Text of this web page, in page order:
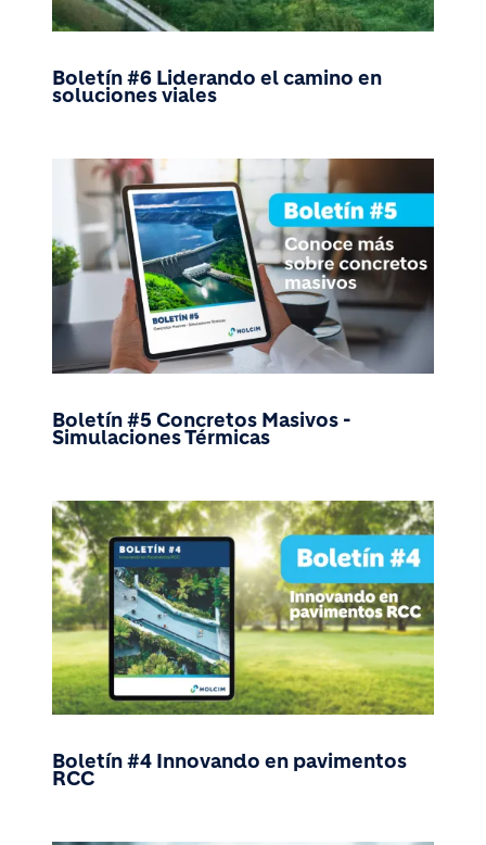
Boletín #6 Liderando el camino en
soluciones viales
Boletín #5 Concretos Masivos -
Simulaciones Térmicas
Boletín #4 Innovando en pavimentos
RCC